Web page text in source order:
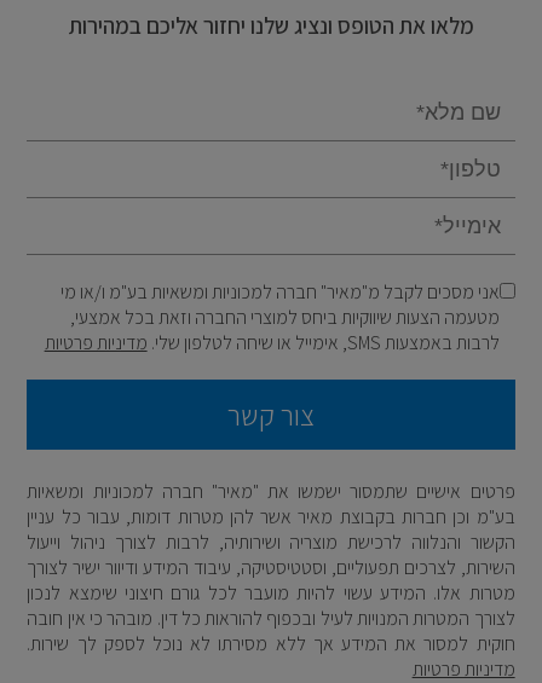
מלאו את הטופס ונציג שלנו יחזור אליכם במהירות
אני מסכים לקבל מ"מאיר" חברה למכוניות ומשאיות בע"מ ו/או מי
מטעמה הצעות שיווקיות ביחס למוצרי החברה וזאת בכל אמצעי,
לרבות באמצעות SMS, אימייל או שיחה לטלפון שלי.
מדיניות פרטיות
צור קשר
פרטים אישיים שתמסור ישמשו את "מאיר" חברה למכוניות ומשאיות
בע"מ וכן חברות בקבוצת מאיר אשר להן מטרות דומות, עבור כל עניין
הקשור והנלווה לרכישת מוצריה ושירותיה, לרבות לצורך ניהול וייעול
השירות, לצרכים תפעוליים, וסטטיסטיקה, עיבוד המידע ודיוור ישיר לצורך
מטרות אלו. המידע עשוי להיות מועבר לכל גורם חיצוני שימצא לנכון
לצורך המטרות המנויות לעיל ובכפוף להוראות כל דין. מובהר כי אין חובה
חוקית למסור את המידע אך ללא מסירתו לא נוכל לספק לך שירות.
מדיניות פרטיות